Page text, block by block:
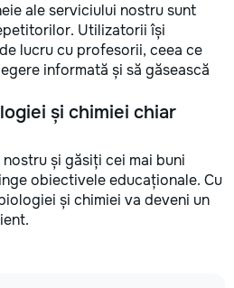
ale serviciului nostru sunt
Utilizatorii își
lucru cu profesorii, ceea ce
informată și să găsească
și chimiei chiar
și găsiți cei mai buni
obiectivele educaționale. Cu
și chimiei va deveni un